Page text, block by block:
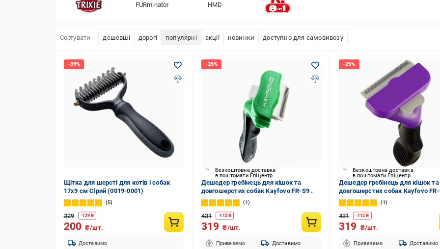
FURminator HMD
Сортувати дешевші дорогі популярні акції новинки доступно для самовивозу
Щітка для шерсті для котів і собак
17х9 см Сірий (0019-0001)
5
329 -129₴
200 ₴/шт.
Доставимо
Безкоштовна доставка
в поштомати Епіцентр
Дешедер гребінець для кішок та
довгошерстих собак Kayfovo FR-S9
щітка для видалення підшерстка
(29018)
1
431 -112 ₴
319 ₴/шт.
Привеземо Доставимо
Безкоштовна доставка
в поштомати Епіцентр
Дешедер гребінець для кішок та
довгошерстих собак Kayfovo
щітка для видалення підшерстка
(29017)
1
431 -112 ₴
319 ₴/шт.
Привеземо Доставимо